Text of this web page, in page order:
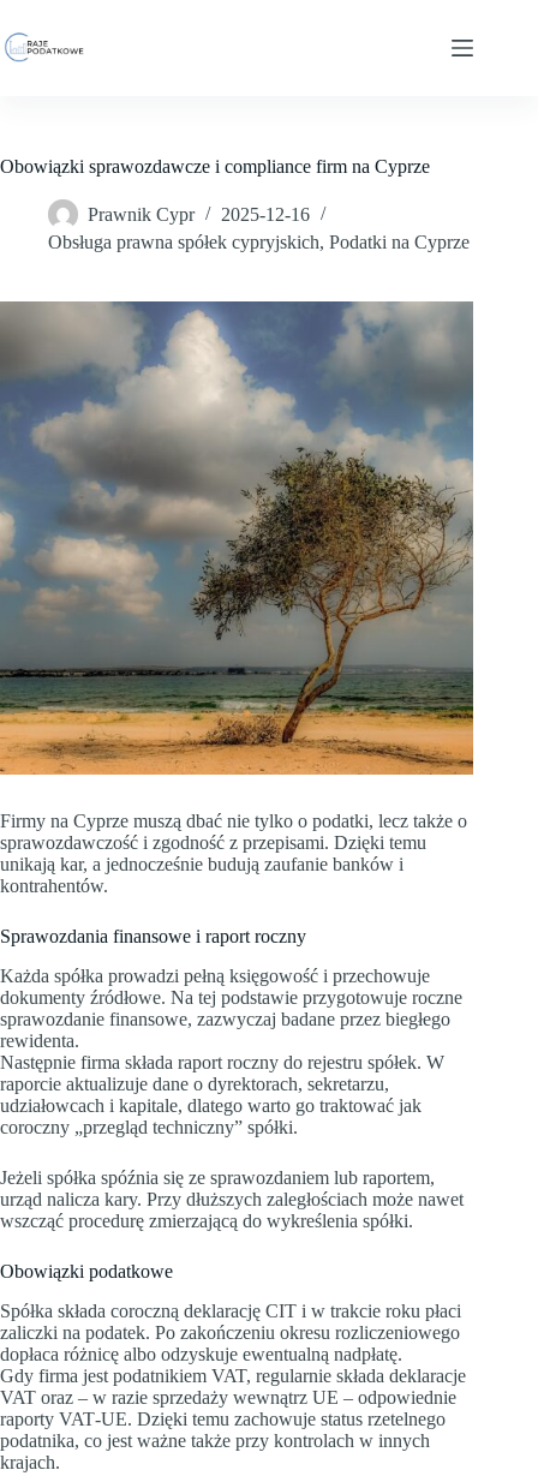
do
treści
Obowiązki sprawozdawcze i compliance firm na Cyprze
Prawnik Cypr
2025-12-16
Obsługa prawna spółek cypryjskich, Podatki na Cyprze
Firmy na Cyprze muszą dbać nie tylko o podatki, lecz także o
sprawozdawczość i zgodność z przepisami. Dzięki temu
unikają kar, a jednocześnie budują zaufanie banków i
kontrahentów.
Sprawozdania finansowe i raport roczny
Każda spółka prowadzi pełną księgowość i przechowuje
dokumenty źródłowe. Na tej podstawie przygotowuje roczne
sprawozdanie finansowe, zazwyczaj badane przez biegłego
rewidenta.
Następnie firma składa raport roczny do rejestru spółek. W
raporcie aktualizuje dane o dyrektorach, sekretarzu,
udziałowcach i kapitale, dlatego warto go traktować jak
coroczny „przegląd techniczny” spółki.
Jeżeli spółka spóźnia się ze sprawozdaniem lub raportem,
urząd nalicza kary. Przy dłuższych zaległościach może nawet
wszcząć procedurę zmierzającą do wykreślenia spółki.
Obowiązki podatkowe
Spółka składa coroczną deklarację CIT i w trakcie roku płaci
zaliczki na podatek. Po zakończeniu okresu rozliczeniowego
dopłaca różnicę albo odzyskuje ewentualną nadpłatę.
Gdy firma jest podatnikiem VAT, regularnie składa deklaracje
VAT oraz – w razie sprzedaży wewnątrz UE – odpowiednie
raporty VAT‑UE. Dzięki temu zachowuje status rzetelnego
podatnika, co jest ważne także przy kontrolach w innych
krajach.